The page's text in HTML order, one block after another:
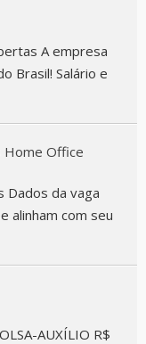
A empresa
Brasil! Salário e
Home Office
da vaga
alinham com seu
AUXÍLIO R$